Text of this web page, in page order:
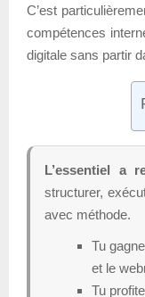
C’est
compétences
digitale sans partir
L’essentiel a
structurer,
avec méthode.
Tu
et le
Tu